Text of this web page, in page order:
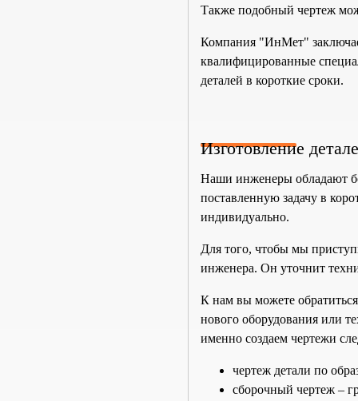
Также подобный чертеж
Компания "ИнМет"
квалифицированные
деталей в короткие сроки.
Изготовление
Наши инженеры обладают
поставленную задачу в
индивидуально.
Для того, чтобы мы
инженера. Он уточнит
К нам вы можете
нового оборудования или
именно создаем чертежи
чертеж детали по
сборочный чертеж –